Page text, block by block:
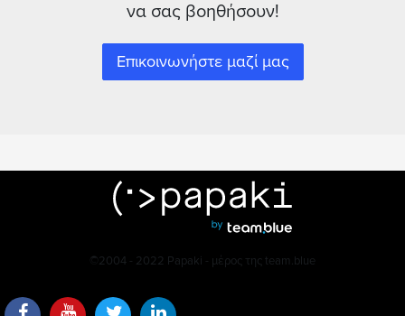
να σας βοηθήσουν!
Επικοινωνήστε μαζί μας
©2004 - 2022 Papaki - μέρος της team.blue